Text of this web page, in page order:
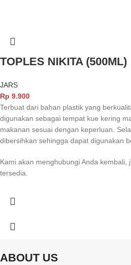
TOPLES NIKITA (500ML)
JARS
Rp 9.900
Terbuat dari bahan plastik yang
digunakan sebagai tempat kue kering
makanan sesuai dengan keperluan.
dibersihkan sehingga dapat digunakan
Kami akan menghubungi Anda kembali,
tersedia.
ABOUT US